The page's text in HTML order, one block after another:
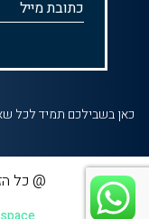
כאן בשבילכם תמיד לכל
@ כל